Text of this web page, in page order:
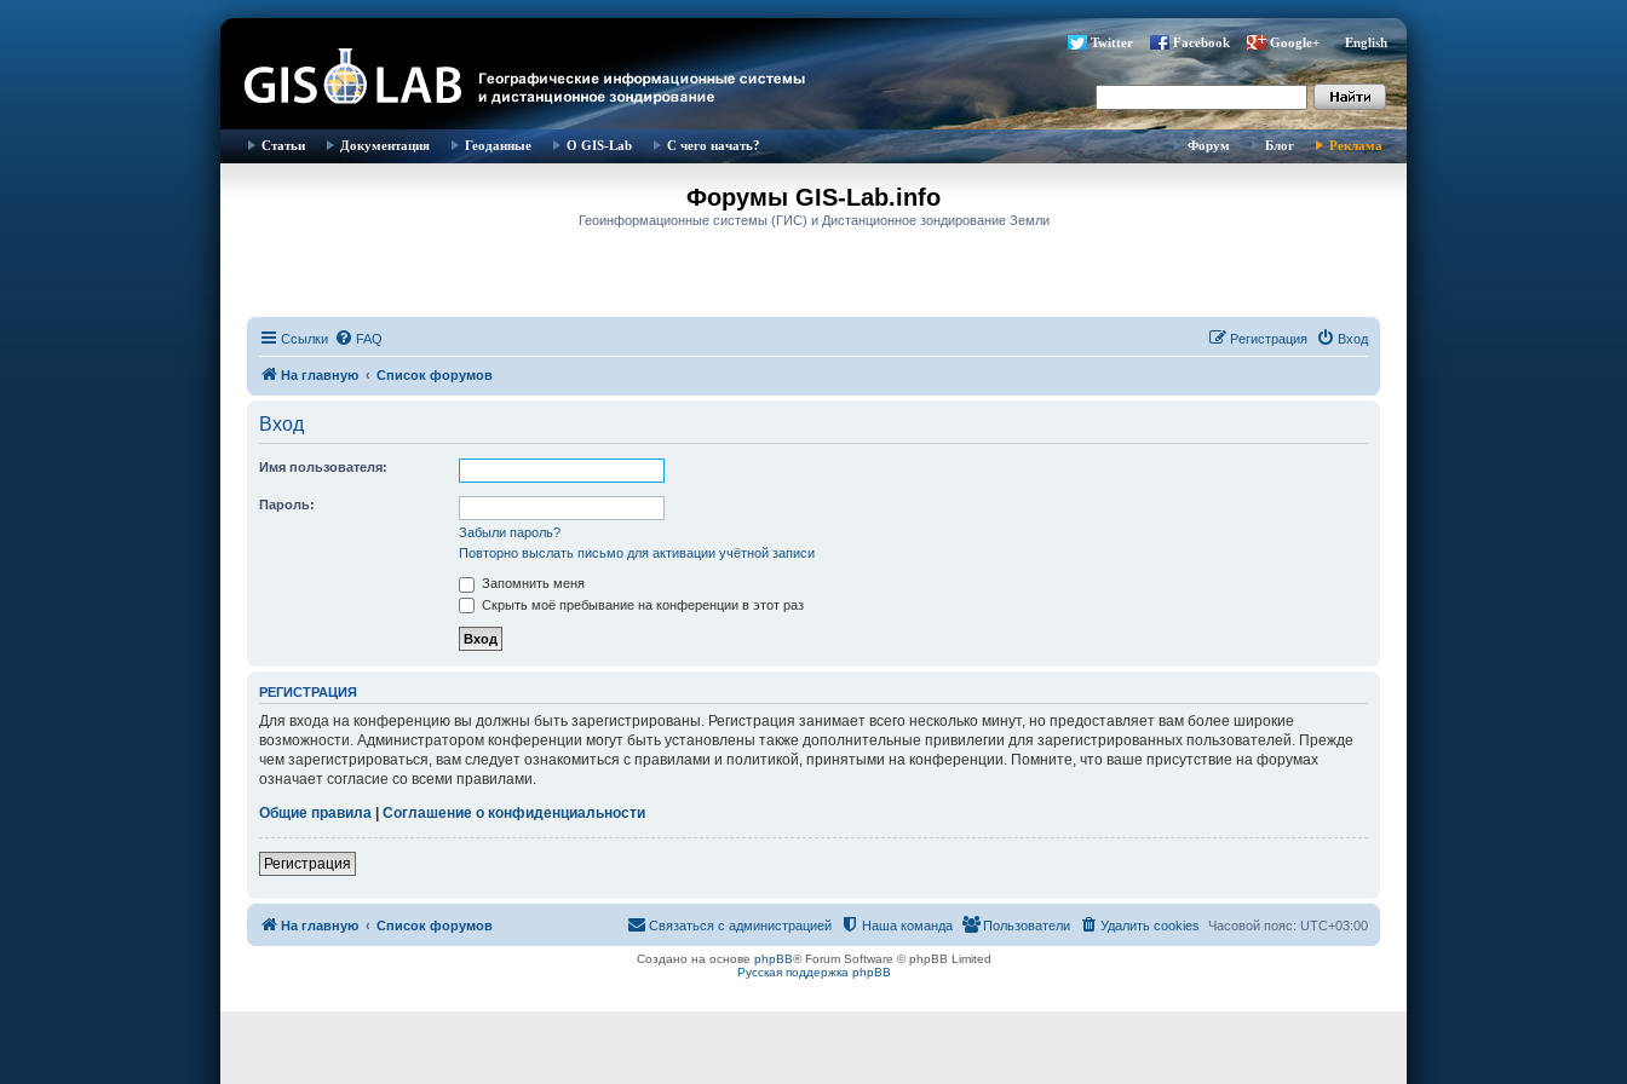
Twitter Facebook Google+ English
Статьи Документация Геоданные О GIS-Lab С чего начать? Форум Блог Реклама
Форумы GIS-Lab.info
Геоинформационные системы (ГИС) и Дистанционное зондирование Земли
Ссылки FAQ Вход
Регистрация
На главную Список форумов
Вход
Имя пользователя:
Пароль:
Забыли пароль?
Повторно выслать письмо для активации учётной записи
Запомнить меня
Скрыть моё пребывание на конференции в этот раз
РЕГИСТРАЦИЯ
Для входа на конференцию вы должны быть зарегистрированы. Регистрация занимает всего несколько минут, но предоставляет вам более широкие
возможности. Администратором конференции могут быть установлены также дополнительные привилегии для зарегистрированных пользователей. Прежде
чем зарегистрироваться, вам следует ознакомиться с правилами и политикой, принятыми на конференции. Помните, что ваше присутствие на форумах
означает согласие со всеми правилами.
Общие правила | Соглашение о конфиденциальности
Регистрация
На главную Список форумов Часовой пояс: UTC+03:00
Удалить cookies
Пользователи
Наша команда
Связаться с администрацией
Создано на основе phpBB® Forum Software © phpBB Limited
Русская поддержка phpBB